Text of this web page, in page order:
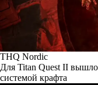
THQ Nordic
Для Titan Quest II
системой крафта